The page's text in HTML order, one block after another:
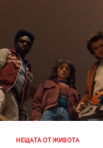
НЕЩАТА ОТ ЖИВОТА